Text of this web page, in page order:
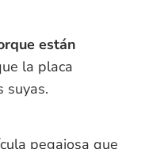
están
la placa
suyas.
pegajosa que